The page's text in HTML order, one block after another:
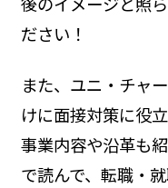
ださい！
また、ユニ・チャ
けに面接対策に役
事業内容や沿革も
で読んで、転職・